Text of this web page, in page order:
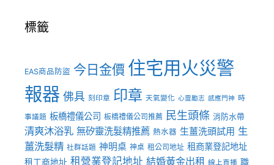
標籤
EAS商品防盜 今日金價 住宅用火災警
報器 佛具 刻印章 印章 天氣變化 心靈勵志 感應門神 時
事議題 板橋禮儀公司 板橋禮儀公司推薦 民生頭條 消防水帶
清爽沐浴乳 無矽靈洗髮精推薦 熱水器 生薑洗頭試用 生
薑洗髮精 社群話題 神明桌 神桌 租公司地址 租商業登記地址
租工商地址 租營業登記地址 結婚黃金出租 線上直播 職